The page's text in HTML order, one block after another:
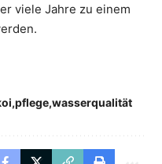
viele Jahre zu einem
pflege wasserqualität